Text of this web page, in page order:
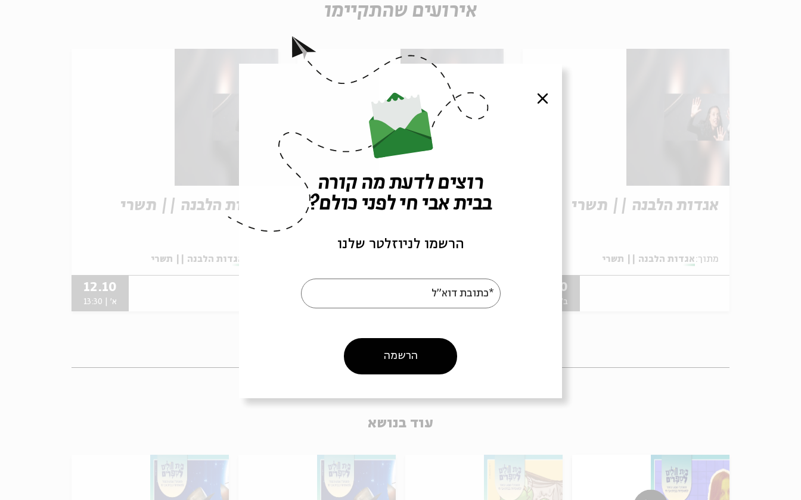
אירועים שהתקיימו
אגדות הלבנה || תשרי
מתוך: אגדות הלבנה || תשרי
13.10
ב' | 15:30
אגדות הלבנה || תשרי אגדות הלבנה || תשרי
אגדות הלבנה || תשרי
12.10
א' | 13:30
עוד בנושא
סגור
רוצים לדעת מה קורה
בבית אבי חי לפני כולם?
הרשמו לניוזלטר שלנו
*כתובת דוא"ל
הרשמה